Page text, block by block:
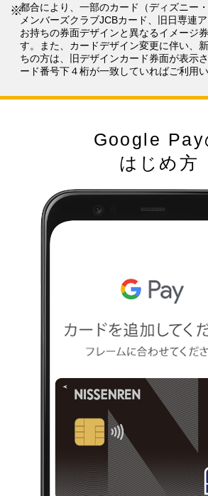
都合により、一部のカード（ディズニー
メンバーズクラブJCBカード、旧日専連
お持ちの券面デザインと異なるイメージ
す。また、カードデザイン変更に伴い、
ちの方は、旧デザインカード券面が表示
ード番号下４桁が一致していればご利用い
Google Pay
はじめ方